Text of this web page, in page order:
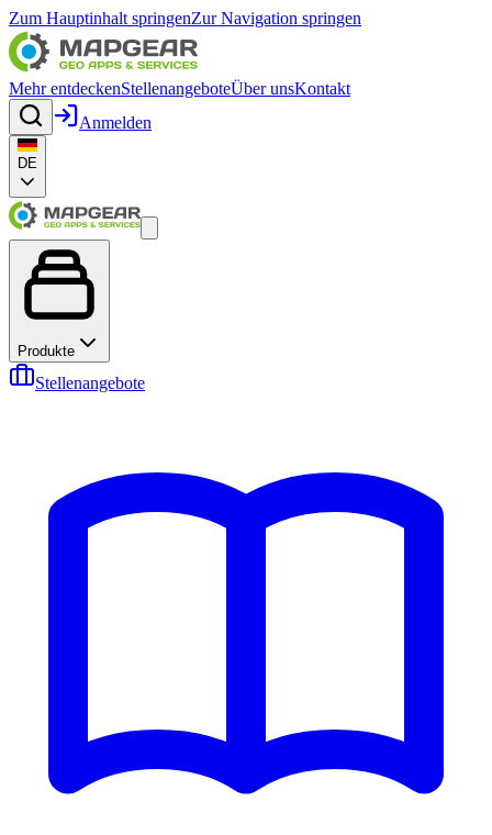
Zum Hauptinhalt springenZur Navigation springen
Mehr entdeckenStellenangeboteÜber unsKontakt
Anmelden
DE
Produkte
Stellenangebote